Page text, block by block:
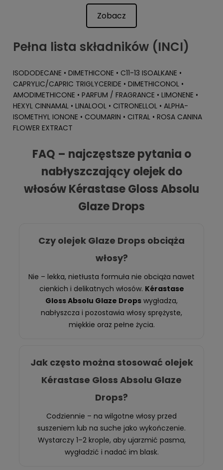
Zobacz
Pełna lista składników (INCI)
ISODODECANE • DIMETHICONE • C11-13 ISOALKANE •
CAPRYLIC/CAPRIC TRIGLYCERIDE • DIMETHICONOL •
AMODIMETHICONE • PARFUM / FRAGRANCE • LIMONENE •
HEXYL CINNAMAL • LINALOOL • CITRONELLOL • ALPHA-
ISOMETHYL IONONE • COUMARIN • CITRAL • ROSA CANINA
FLOWER EXTRACT
FAQ – najczęstsze pytania o
nabłyszczający olejek do
włosów Kérastase Gloss Absolu
Glaze Drops
Czy olejek Glaze Drops obciąża
włosy?
Nie – lekka, nietłusta formuła nie obciąża nawet
cienkich i delikatnych włosów. Kérastase
Gloss Absolu Glaze Drops wygładza,
nabłyszcza i pozostawia włosy sprężyste,
miękkie oraz pełne życia.
Jak często można stosować olejek
Kérastase Gloss Absolu Glaze
Drops?
Codziennie – na wilgotne włosy przed
suszeniem lub na suche jako wykończenie.
Wystarczy 1–2 krople, aby ujarzmić pasma,
wygładzić i nadać im blask.